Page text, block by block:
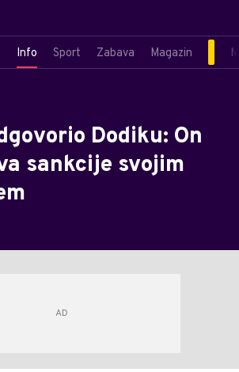
Info Sport Zabava Magazin
Dodiku: On
sankcije svojim